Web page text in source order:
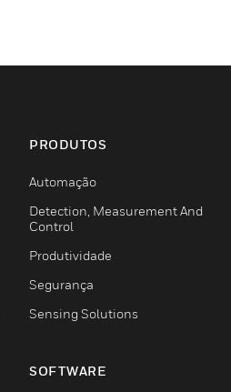
PRODUTOS
Automação
Detection, Measurement And
Control
Produtividade
Segurança
Sensing Solutions
SOFTWARE